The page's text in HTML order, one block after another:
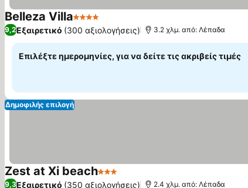
Belleza Villa4 ΑστέριαΕμφάνιση τιμών
9,2Εξαιρετικό (300 αξιολογήσεις) 3.2 χλμ. από: Λέπαδα
Επιλέξτε ημερομηνίες, για να δείτε τις ακριβείς τιμές
Δημοφιλής επιλογή
Zest at Xi beach3 ΑστέριαΕμφάνιση τιμών
9,3Εξαιρετικό (350 αξιολογήσεις) 2.4 χλμ. από: Λέπαδα